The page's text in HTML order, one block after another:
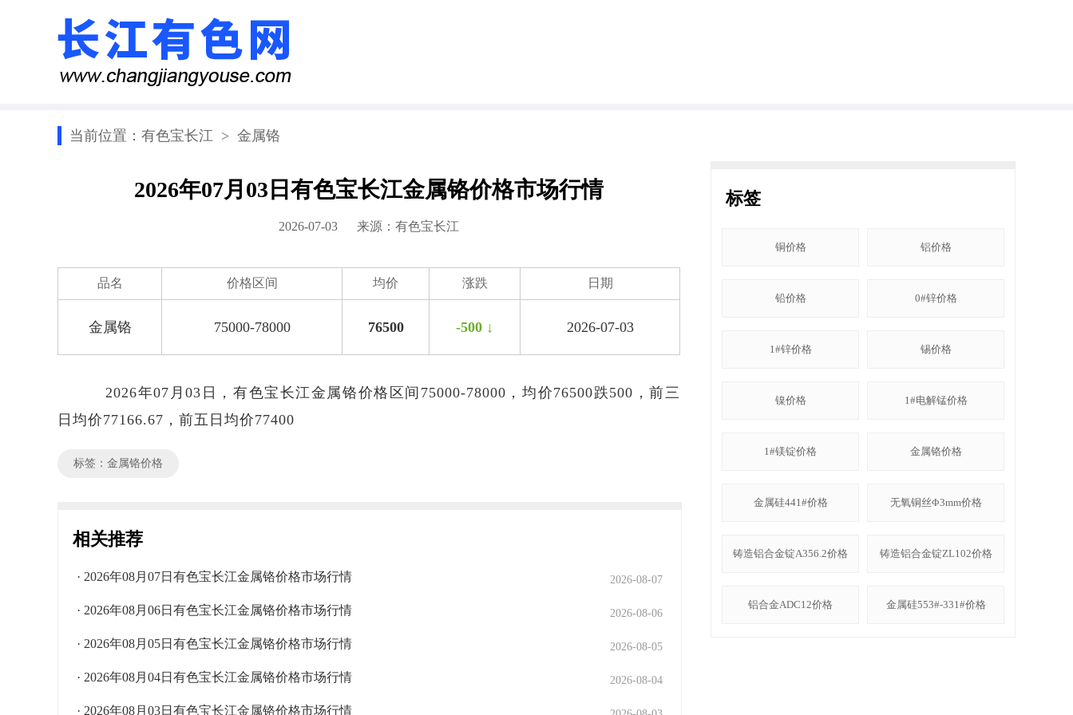
当前位置： 有色宝长江 > 金属铬
2026年07月03日有色宝长江金属铬价格市场行情
2026-07-03 来源： 有色宝长江
品名 价格区间 均价 涨跌 日期
金属铬 75000-78000 76500 -500 ↓ 2026-07-03
2026年07月03日，有色宝长江金属铬价格区间75000-78000，均价76500跌500，前三
日均价77166.67，前五日均价77400
标签：金属铬价格
相关推荐
· 2026年08月07日有色宝长江金属铬价格市场行情 2026-08-07
· 2026年08月06日有色宝长江金属铬价格市场行情 2026-08-06
· 2026年08月05日有色宝长江金属铬价格市场行情 2026-08-05
· 2026年08月04日有色宝长江金属铬价格市场行情 2026-08-04
· 2026年08月03日有色宝长江金属铬价格市场行情
标签
铜价格 铝价格
铅价格 0#锌价格
1#锌价格 锡价格
镍价格 1#电解锰价格
1#镁锭价格 金属铬价格
金属硅441#价格 无氧铜丝Φ3mm价格
铸造铝合金锭A356.2价格 铸造铝合金锭ZL102价格
铝合金ADC12价格 金属硅553#-331#价格